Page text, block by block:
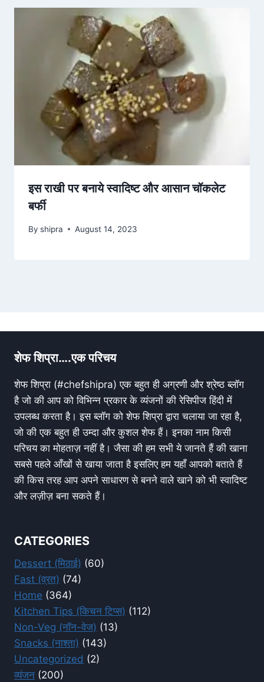
इस राखी पर बनाये स्वादिष्ट और आसान चॉकलेट
बर्फी
By shipra August 14, 2023
शेफ शिप्रा….एक परिचय
शेफ शिप्रा (#chefshipra) एक बहुत ही अग्रणी और श्रेष्ठ ब्लॉग
है जो की आप को विभिन्न प्रकार के व्यंजनों की रेसिपीज हिंदी में
उपलब्ध करता है। इस ब्लॉग को शेफ शिप्रा द्वारा चलाया जा रहा है,
जो की एक बहुत ही उम्दा और कुशल शेफ हैं। इनका नाम किसी
परिचय का मोहताज़ नहीं है। जैसा की हम सभी ये जानते हैं की खाना
सबसे पहले आँखों से खाया जाता है इसलिए हम यहाँ आपको बताते हैं
की किस तरह आप अपने साधारण से बनने वाले खाने को भी स्वादिष्ट
और लज़ीज़ बना सकते हैं।
CATEGORIES
Dessert (मिठाई) (60)
Fast (व्रत) (74)
Home (364)
Kitchen Tips (किचन टिप्स) (112)
Non-Veg (नॉन-वेज) (13)
Snacks (नाश्ता) (143)
Uncategorized (2)
व्यंजन (200)